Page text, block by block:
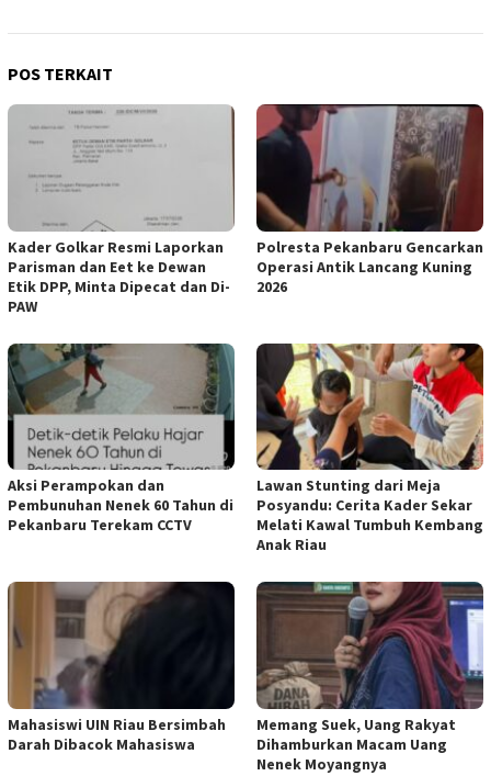
POS TERKAIT
Kader Golkar Resmi Laporkan
Parisman dan Eet ke Dewan
Etik DPP, Minta Dipecat dan Di-
PAW
Polresta Pekanbaru Gencarkan
Operasi Antik Lancang Kuning
2026
Aksi Perampokan dan
Pembunuhan Nenek 60 Tahun di
Pekanbaru Terekam CCTV
Lawan Stunting dari Meja
Posyandu: Cerita Kader Sekar
Melati Kawal Tumbuh Kembang
Anak Riau
Mahasiswi UIN Riau Bersimbah
Darah Dibacok Mahasiswa
Memang Suek, Uang Rakyat
Dihamburkan Macam Uang
Nenek Moyangnya